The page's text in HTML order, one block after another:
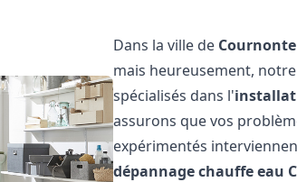
Dans la ville de
mais heureusement,
spécialisés dans l'
assurons que vos
expérimentés
dépannage chauffe eau